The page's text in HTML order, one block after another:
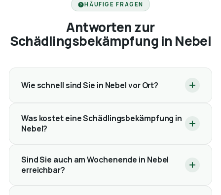
HÄUFIGE FRAGEN
Antworten zur
Schädlingsbekämpfung in Nebel
Wie schnell sind Sie in Nebel vor Ort?
Was kostet eine Schädlingsbekämpfung in
Nebel?
Sind Sie auch am Wochenende in Nebel
erreichbar?